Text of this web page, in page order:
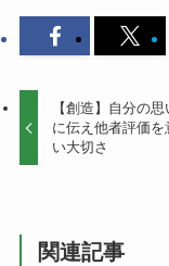
【創造】自分の
に伝え他者評価を
い大切さ
関連記事